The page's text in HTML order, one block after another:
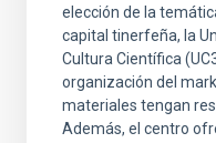
elección de la
capital tinerfeña, la
Cultura Científica
organización del
materiales tengan
Además, el centro